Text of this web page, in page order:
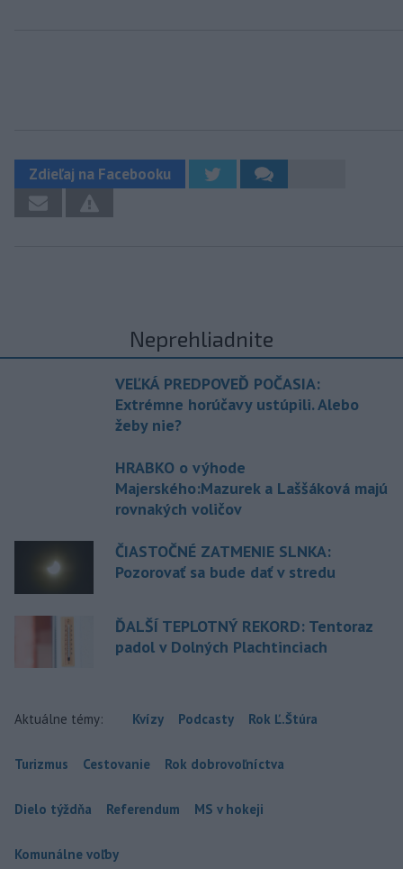
Zdieľaj na Facebooku
Neprehliadnite
VEĽKÁ PREDPOVEĎ POČASIA:
Extrémne horúčavy ustúpili. Alebo
žeby nie?
HRABKO o výhode
Majerského:Mazurek a Laššáková majú
rovnakých voličov
ČIASTOČNÉ ZATMENIE SLNKA:
Pozorovať sa bude dať v stredu
ĎALŠÍ TEPLOTNÝ REKORD: Tentoraz
padol v Dolných Plachtinciach
Aktuálne témy: Kvízy Podcasty Rok Ľ.Štúra
Turizmus Cestovanie Rok dobrovoľníctva
Dielo týždňa Referendum MS v hokeji
Komunálne voľby